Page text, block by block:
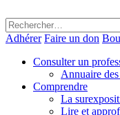
Rechercher :
Adhérer Faire un don
Consulter un
Annuaire
Comprendre
La
Lire et